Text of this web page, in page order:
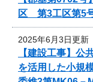
区 第3工区第5
2025年6月3日更新
【建設工事】
を活用した小規